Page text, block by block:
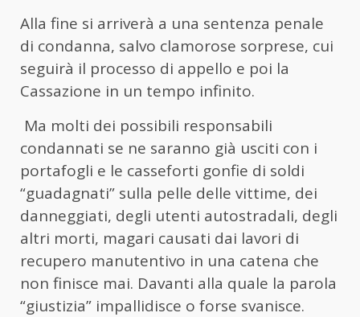
Alla fine si arriverà a una sentenza penale
di condanna, salvo clamorose sorprese, cui
seguirà il processo di appello e poi la
Cassazione in un tempo infinito.
Ma molti dei possibili responsabili
condannati se ne saranno già usciti con i
portafogli e le casseforti gonfie di soldi
“guadagnati” sulla pelle delle vittime, dei
danneggiati, degli utenti autostradali, degli
altri morti, magari causati dai lavori di
recupero manutentivo in una catena che
non finisce mai. Davanti alla quale la parola
“giustizia” impallidisce o forse svanisce.